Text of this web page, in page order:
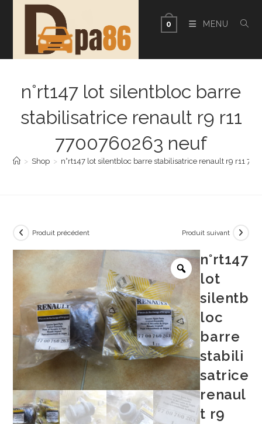
0 MENU
n°rt147 lot silentbloc barre
stabilisatrice renault r9 r11
7700760263 neuf
> Shop > n°rt147 lot silentbloc barre stabilisatrice renault r9 r11
Produit précédent Produit suivant
n°rt147
lot
silentb
loc
barre
stabili
satrice
renaul
t r9